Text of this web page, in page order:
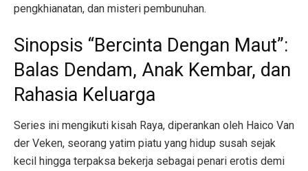
pengkhianatan, dan misteri pembunuhan.
Sinopsis “Bercinta Dengan Maut”:
Balas Dendam, Anak Kembar, dan
Rahasia Keluarga
Series ini mengikuti kisah Raya, diperankan oleh Haico Van
der Veken, seorang yatim piatu yang hidup susah sejak
kecil hingga terpaksa bekerja sebagai penari erotis demi